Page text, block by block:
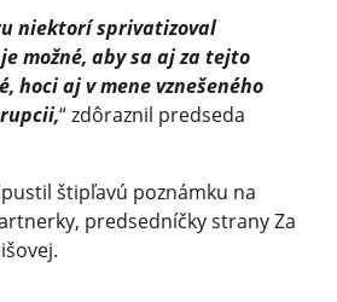
niektorí sprivatizoval
možné, aby sa aj za tejto
hoci aj v mene vznešeného
“ zdôraznil predseda
štipľavú poznámku na
predsedníčky strany Za